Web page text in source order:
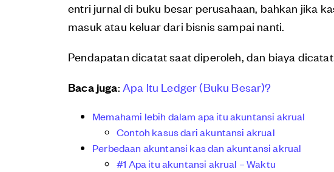
entri jurnal di buku besar perusahaan, bahkan jika
masuk atau keluar dari bisnis sampai nanti.
Pendapatan dicatat saat diperoleh, dan biaya
Baca juga: Apa Itu Ledger (Buku Besar)?
Memahami lebih dalam apa itu akuntansi akrual
Contoh kasus dari akuntansi akrual
Perbedaan akuntansi kas dan akuntansi akrual
#1 Apa itu akuntansi akrual – Waktu